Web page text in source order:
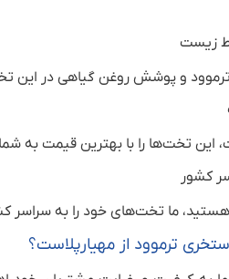
ترموود و پوشش روغن گیاهی در این
این تخت‌ها را با بهترین قیمت به
ما تخت‌های خود را به سراسر
ترموود از مهیارپلاست؟